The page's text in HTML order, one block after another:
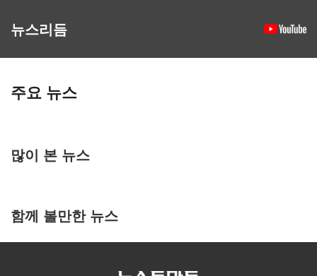
뉴스리듬
주요 뉴스
많이 본 뉴스
함께 볼만한 뉴스